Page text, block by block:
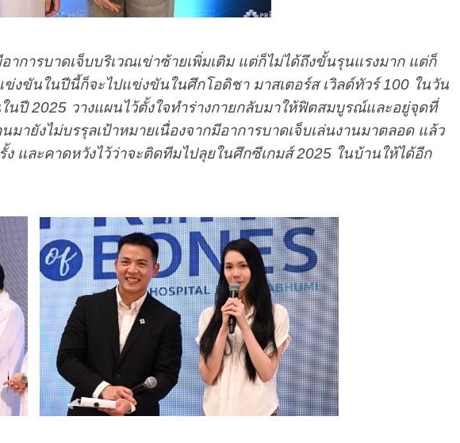
าการบาดเจ็บบริเวณเข่าซ้ายเพิ่มเติม แต่ก็ไม่ได้ถึงขั้นรุนแรงมาก แต่ก็
งขันในปีนี้ก็จะไปแข่งขันในศึกโอดิชา มาสเตอร์ส เวิลด์ทัวร์ 100 ในวัน
นปี 2025 วางแผนไว้ตั้งใจทำร่างกายกลับมาให้ฟิตสมบูรณ์และอยู่จุดที่
ายังไม่บรรุลเป้าหมายเนื่องจากมีอาการบาดเจ็บเล่นงานมาตลอด แล้ว
และคาดหวังไว้ว่าจะติดทีมไปลุยในศึกซีเกมส์ 2025 ในบ้านให้ได้อีก